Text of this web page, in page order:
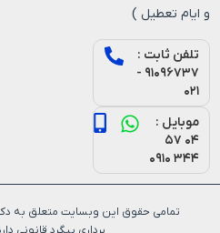
و ایام تعطیل )
تلفن ثابت :
۹۱۰۹۶۷۳۷ -
۰۲۱
موبایل :
۰۴ ۵۷
۳۴۴ ۰۹۱۰
تمامی حقوق این وبسایت متعلق به